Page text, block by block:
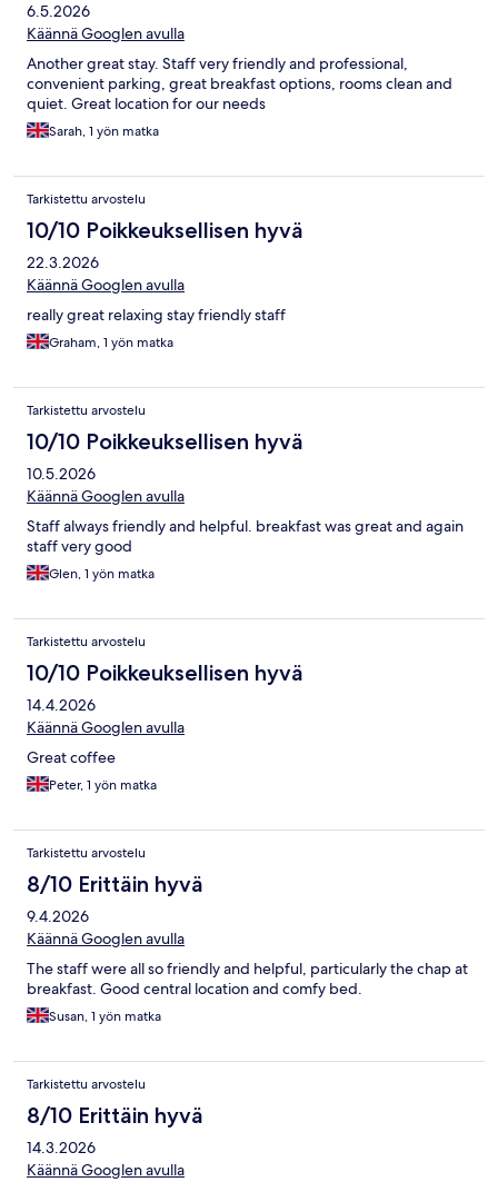
6.5.2026
Käännä Googlen avulla
Another great stay. Staff very friendly and professional,
convenient parking, great breakfast options, rooms clean and
quiet. Great location for our needs
Sarah, 1 yön matka
Tarkistettu arvostelu
10/10 Poikkeuksellisen hyvä
22.3.2026
Käännä Googlen avulla
really great relaxing stay friendly staff
Graham, 1 yön matka
Tarkistettu arvostelu
10/10 Poikkeuksellisen hyvä
10.5.2026
Käännä Googlen avulla
Staff always friendly and helpful. breakfast was great and again
staff very good
Glen, 1 yön matka
Tarkistettu arvostelu
10/10 Poikkeuksellisen hyvä
14.4.2026
Käännä Googlen avulla
Great coffee
Peter, 1 yön matka
Tarkistettu arvostelu
8/10 Erittäin hyvä
9.4.2026
Käännä Googlen avulla
The staff were all so friendly and helpful, particularly the chap at
breakfast. Good central location and comfy bed.
Susan, 1 yön matka
Tarkistettu arvostelu
8/10 Erittäin hyvä
14.3.2026
Käännä Googlen avulla